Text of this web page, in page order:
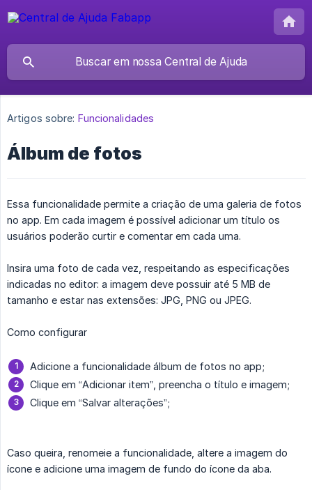
Artigos sobre: Funcionalidades
Álbum de fotos
Essa funcionalidade permite a criação de uma galeria de fotos
no app. Em cada imagem é possível adicionar um título os
usuários poderão curtir e comentar em cada uma.
Insira uma foto de cada vez, respeitando as especificações
indicadas no editor: a imagem deve possuir até 5 MB de
tamanho e estar nas extensões: JPG, PNG ou JPEG.
Como configurar
Adicione a funcionalidade álbum de fotos no app;
Clique em “Adicionar item”, preencha o título e imagem;
Clique em “Salvar alterações”;
Caso queira, renomeie a funcionalidade, altere a imagem do
ícone e adicione uma imagem de fundo do ícone da aba.